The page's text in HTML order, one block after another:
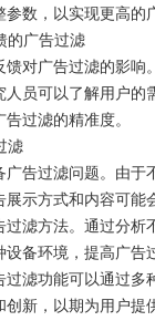
数，以实现更高的
的广告过滤
馈对广告过滤的影响
人员可以了解用户的
过滤的精准度。
滤
告过滤问题。由于
展示方式和内容可能
滤方法。通过分析
备环境，提高广告
过滤功能可以通过多
创新，以期为用户提